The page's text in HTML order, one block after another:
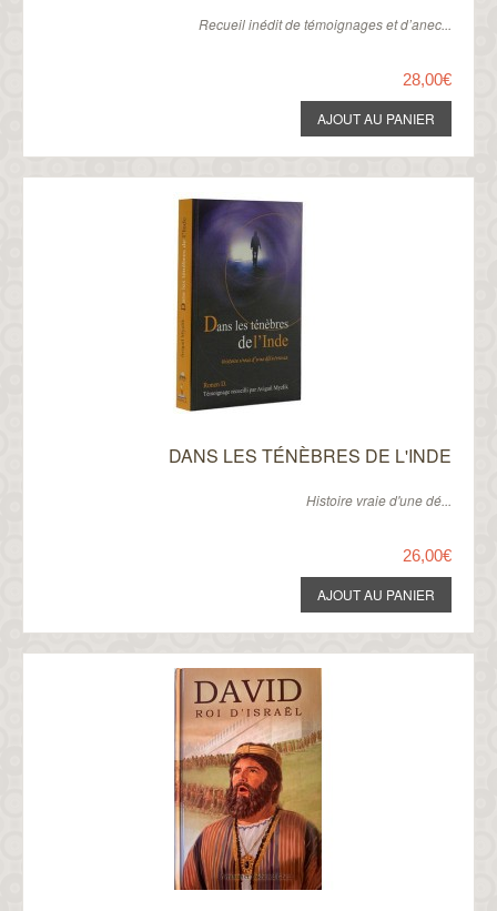
​Recueil inédit de témoignages et d’anec...
28,00€
DANS LES TÉNÈBRES DE L'INDE
Histoire vraie d'une dé...
26,00€